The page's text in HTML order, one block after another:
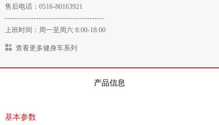
售后电话：0516-80163921
上班时间：周一至周六 8:00-18:00
查看更多健身车系列
产品信息
基本参数